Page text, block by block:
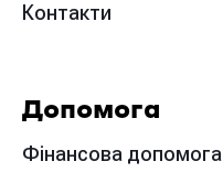
Контакти
Допомога
Фінансова допомога